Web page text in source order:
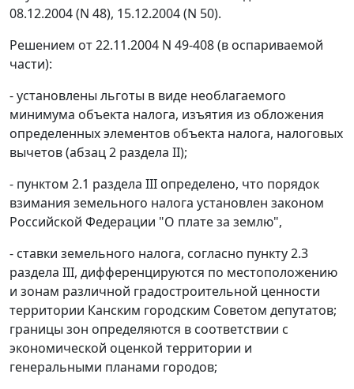
08.12.2004 (N 48), 15.12.2004 (N 50).
Решением от 22.11.2004 N 49-408 (в оспариваемой
части):
- установлены льготы в виде необлагаемого
минимума объекта налога, изъятия из обложения
определенных элементов объекта налога, налоговых
вычетов (абзац 2 раздела II);
- пунктом 2.1 раздела III определено, что порядок
взимания земельного налога установлен законом
Российской Федерации "О плате за землю",
- ставки земельного налога, согласно пункту 2.3
раздела III, дифференцируются по местоположению
и зонам различной градостроительной ценности
территории Канским городским Советом депутатов;
границы зон определяются в соответствии с
экономической оценкой территории и
генеральными планами городов;